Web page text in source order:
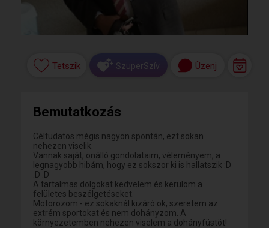
Tetszik SzuperSzív Üzenj
Bemutatkozás
Céltudatos mégis nagyon spontán, ezt sokan
nehezen viselik.
Vannak saját, önálló gondolataim, véleményem, a
legnagyobb hibám, hogy ez sokszor ki is hallatszik :D
:D :D
A tartalmas dolgokat kedvelem és kerülöm a
felületes beszélgetéseket.
Motorozom - ez sokaknál kizáró ok, szeretem az
extrém sportokat és nem dohányzom. A
környezetemben nehezen viselem a dohányfüstöt!